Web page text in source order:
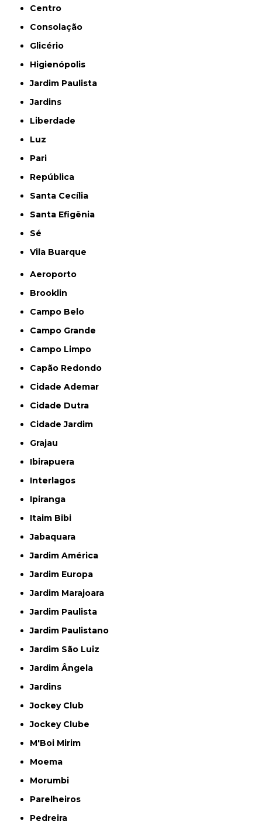
Centro
Consolação
Glicério
Higienópolis
Jardim Paulista
Jardins
Liberdade
Luz
Pari
República
Santa Cecília
Santa Efigênia
Sé
Vila Buarque
Aeroporto
Brooklin
Campo Belo
Campo Grande
Campo Limpo
Capão Redondo
Cidade Ademar
Cidade Dutra
Cidade Jardim
Grajau
Ibirapuera
Interlagos
Ipiranga
Itaim Bibi
Jabaquara
Jardim América
Jardim Europa
Jardim Marajoara
Jardim Paulista
Jardim Paulistano
Jardim São Luiz
Jardim Ângela
Jardins
Jockey Club
Jockey Clube
M'Boi Mirim
Moema
Morumbi
Parelheiros
Pedreira